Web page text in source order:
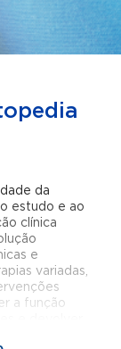
da
estudo e ao
clínica
e
variadas,
a função